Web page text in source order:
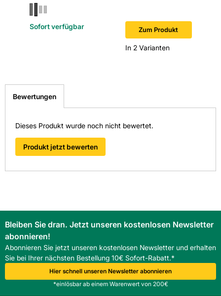
Zum Produkt
In 2 Varianten
Sofort verfügbar
Bewertungen
Dieses Produkt wurde noch nicht bewertet.
Produkt jetzt bewerten
Bleiben Sie dran. Jetzt unseren kostenlosen Newsletter
abonnieren!
Abonnieren Sie jetzt unseren kostenlosen Newsletter und erhalten
Sie bei Ihrer nächsten Bestellung 10€ Sofort-Rabatt.*
Hier schnell unseren Newsletter abonnieren
*einlösbar ab einem Warenwert von 200€